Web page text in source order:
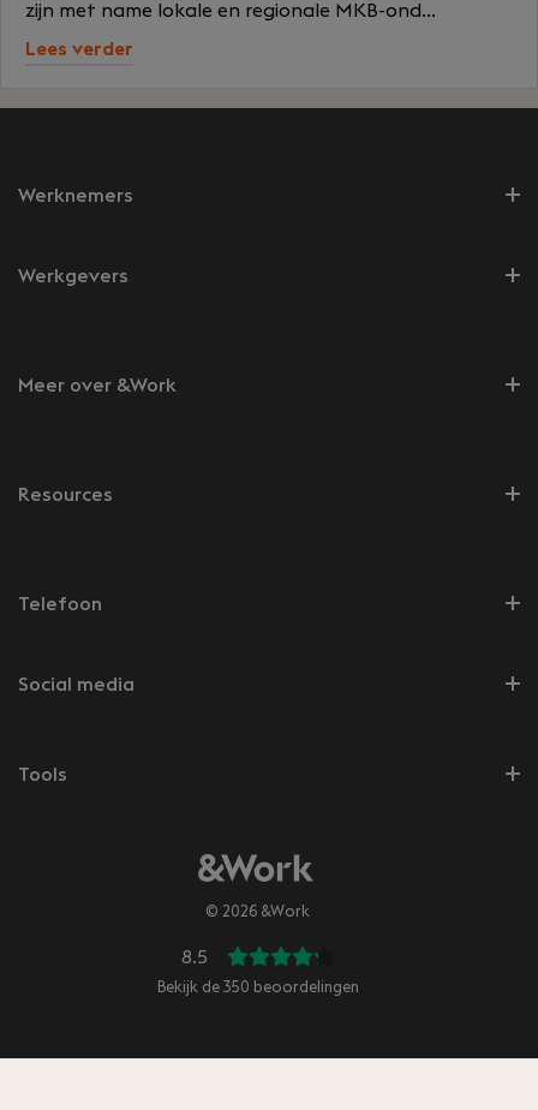
zijn met name lokale en regionale MKB-ond...
Lees verder
Werknemers
Werkgevers
Meer over &Work
Resources
Telefoon
Social media
Tools
© 2026 &Work
8.5
Bekijk de 350 beoordelingen